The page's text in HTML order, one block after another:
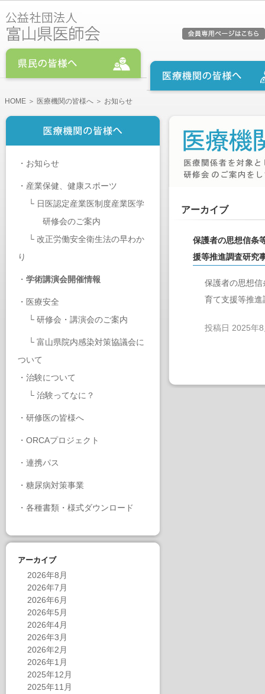
HOME ＞ 医療機関の皆様へ ＞ お知らせ
・ お知らせ
・ 産業保健、健康スポーツ
└ 日医認定産業医制度産業医学
研修会のご案内
└ 改正労働安全衛生法の早わか
り
・ 学術講演会開催情報
・ 医療安全
└ 研修会・講演会のご案内
└ 富山県院内感染対策協議会に
ついて
・ 治験について
└ 治験ってなに？
・ 研修医の皆様へ
・ ORCAプロジェクト
・ 連携パス
・ 糖尿病対策事業
・ 各種書類・様式ダウンロード
アーカイブ
2026年8月
2026年7月
2026年6月
2026年5月
2026年4月
2026年3月
2026年2月
2026年1月
2025年12月
2025年11月
アーカイブ
保護者の思想信条
援等推進調査研究
保護者の思想
育て支援等推
投稿日 2025年